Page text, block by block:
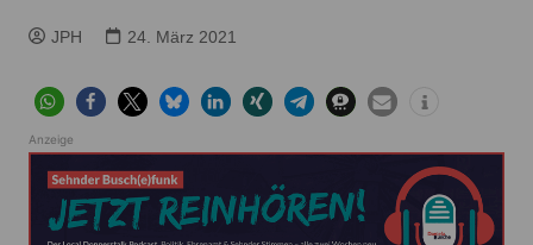
JPH 24. März 2021
Anzeige